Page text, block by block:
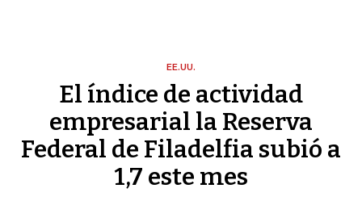
EE.UU.
El índice de actividad
empresarial la Reserva
Federal de Filadelfia subió a
1,7 este mes